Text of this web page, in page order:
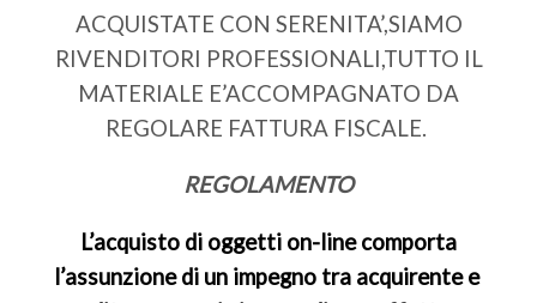
ACQUISTATE CON SERENITA’,SIAMO
RIVENDITORI PROFESSIONALI,TUTTO IL
MATERIALE E’ACCOMPAGNATO DA
REGOLARE FATTURA FISCALE.
REGOLAMENTO
L’acquisto di oggetti on-line comporta
l’assunzione di un impegno tra acquirente e